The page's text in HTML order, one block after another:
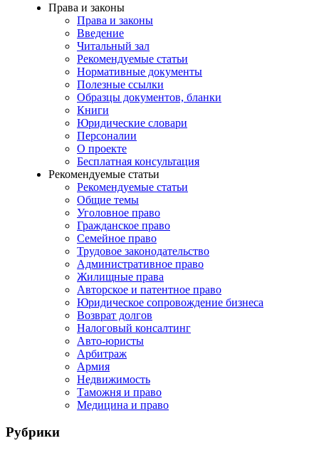
Права и законы
Права и законы
Введение
Читальный зал
Рекомендуемые статьи
Нормативные документы
Полезные ссылки
Образцы документов, бланки
Книги
Юридические словари
Персоналии
О проекте
Бесплатная консультация
Рекомендуемые статьи
Рекомендуемые статьи
Общие темы
Уголовное право
Гражданское право
Семейное право
Трудовое законодательство
Административное право
Жилищные права
Авторское и патентное право
Юридическое сопровождение бизнеса
Возврат долгов
Налоговый консалтинг
Авто-юристы
Арбитраж
Армия
Недвижимость
Таможня и право
Медицина и право
Рубрики